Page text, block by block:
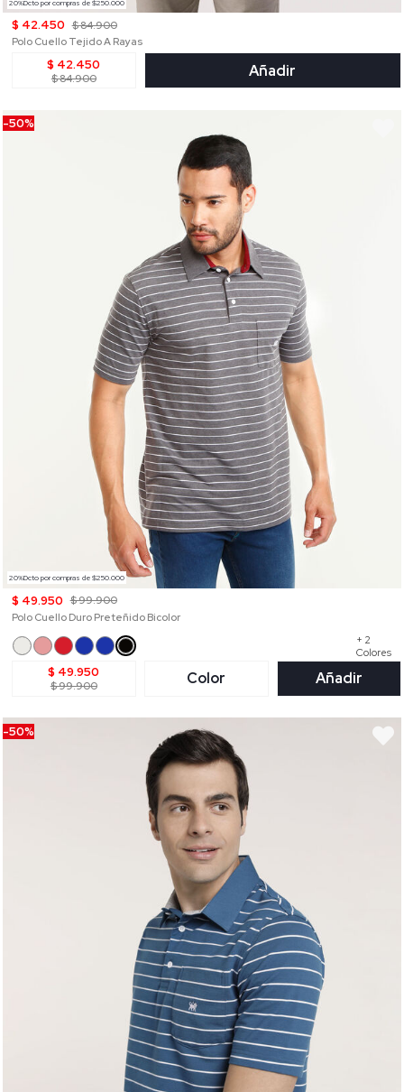
20%Dcto por compras de $250.000
$ 42.450 $ 84.900
Polo Cuello Tejido A Rayas
$ 42.450
$ 84.900 Añadir
20%Dcto por compras de $250.000
-50%
$ 49.950 $ 99.900
Polo Cuello Duro Preteñido Bicolor
+ 2
Colores
$ 49.950
$ 99.900 Color Añadir
-50%